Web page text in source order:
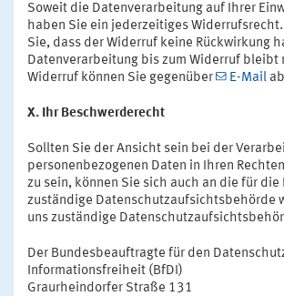
Soweit die Datenverarbeitung auf Ihrer
haben Sie ein jederzeitiges
Sie, dass der Widerruf keine Rückwirkung
Datenverarbeitung bis zum Widerruf bleibt
Widerruf können Sie gegenüber
E-Mail
X. Ihr Beschwerderecht
Sollten Sie der Ansicht sein bei der
personenbezogenen Daten in Ihren
zu sein, können Sie sich auch an die für die
zuständige Datenschutzaufsichtsbehörde
uns zuständige
Der Bundesbeauftragte für den
Informationsfreiheit (BfDI)
Graurheindorfer Straße 131